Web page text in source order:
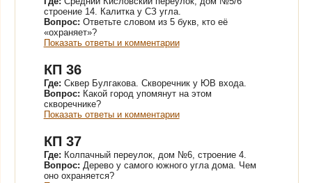
строение 14. Калитка у СЗ угла.
Вопрос: Ответьте словом из 5 букв, кто её
«охраняет»?
Показать ответы и комментарии
КП 36
Где: Сквер Булгакова. Скворечник у ЮВ входа.
Вопрос: Какой город упомянут на этом
скворечнике?
Показать ответы и комментарии
КП 37
Где: Колпачный переулок, дом №6, строение 4.
Вопрос: Дерево у самого южного угла дома. Чем
оно охраняется?